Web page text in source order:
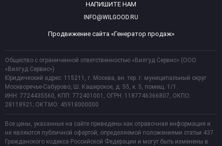
НАПИШИТЕ НАМ
INFO@WILGOOD.RU
Продвижение сайта «Генератор продаж»
Общество с ограниченной ответственностью «Вилгуд Сервис» (ООО
«Вилгуд Сервис»)
Юридический адрес: 115211, г. Москва, вн. тер. г. муниципальный округ
Москворечье-Сабурово, Ш. Каширское, д. 55, к. 5, помещ. 1/1.
ИНН: 7724435560, КПП: 772401001, ОГРН: 1187746366807, ОКПО:
28118921; ОКТМО: 45918000000
Все цены, указанные на сайте приведены как справочная информация и
не являются публичной офертой, определяемой положениями статьи 437
Гражданского кодекса Российской Федерации и могут быть изменены в